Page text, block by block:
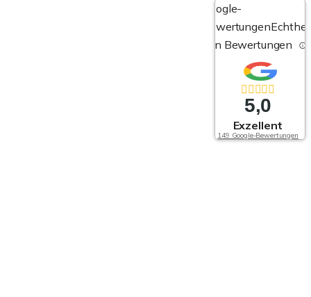
Google-
Bewertungen
von Bewertungen
5,0
Exzellent
149 Google-Bewertungen